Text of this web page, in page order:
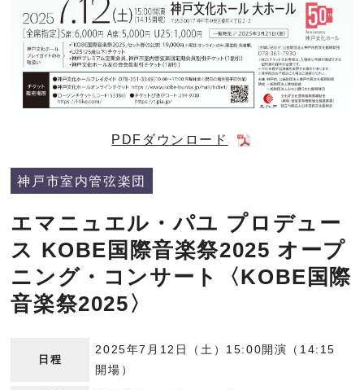
PDFダウンロード
神戸市室内管弦楽団
エマニュエル・パユ プロデュー
ス KOBE国際音楽祭2025 オープ
ニング・コンサート〈KOBE国際
音楽祭2025〉
日程
2025年7月12日（土）15:00開演（14:15
開場）